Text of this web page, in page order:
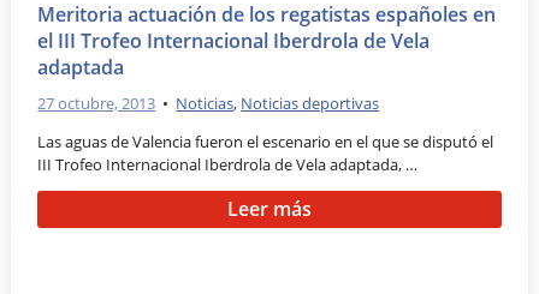
Meritoria actuación de los regatistas españoles en
el III Trofeo Internacional Iberdrola de Vela
adaptada
27 octubre, 2013 • Noticias, Noticias deportivas
Las aguas de Valencia fueron el escenario en el que se disputó el
III Trofeo Internacional Iberdrola de Vela adaptada, …
Leer más